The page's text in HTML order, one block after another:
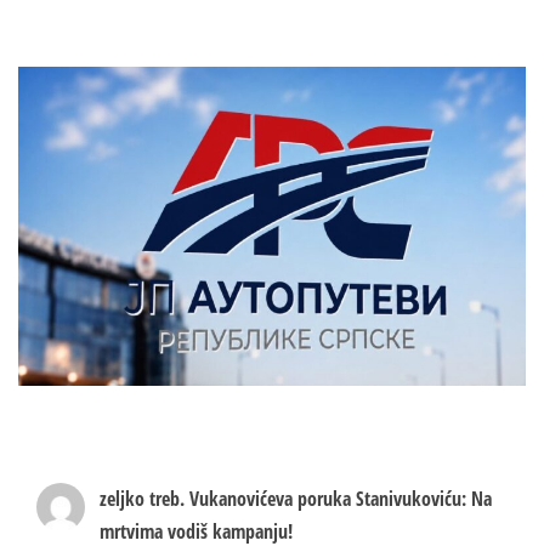
zeljko treb.Vukanovićeva poruka Stanivukoviću: Na
mrtvima vodiš kampanju!